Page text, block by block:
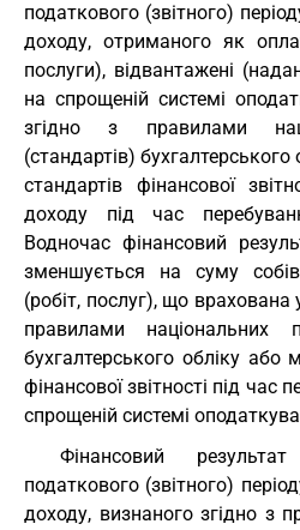
податкового (звітного)
доходу, отриманого як
послуги), відвантажені
на спрощеній системі
згідно з правилами
(стандартів)
стандартів фінансової
доходу під час
Водночас фінансовий
зменшується на суму
(робіт, послуг), що врахована
правилами національних
бухгалтерського обліку або
фінансової звітності під час
спрощеній системі
Фінансовий
податкового (звітного)
доходу, визнаного згідно з